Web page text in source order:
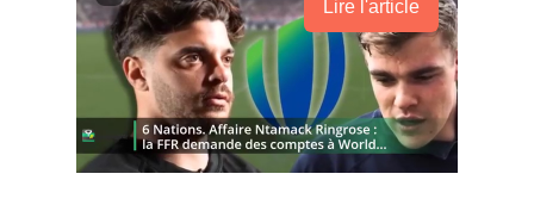
Lire l'article